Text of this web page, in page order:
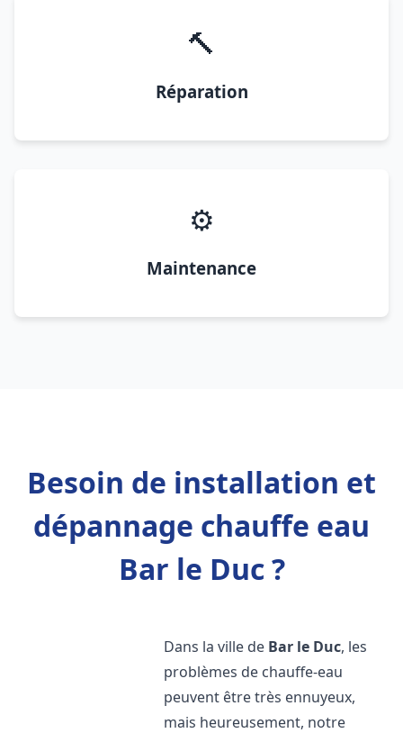
🔨
Réparation
⚙️
Maintenance
Besoin de installation et
dépannage chauffe eau
Bar le Duc ?
Dans la ville de Bar le Duc, les
problèmes de chauffe-eau
peuvent être très ennuyeux,
mais heureusement, notre